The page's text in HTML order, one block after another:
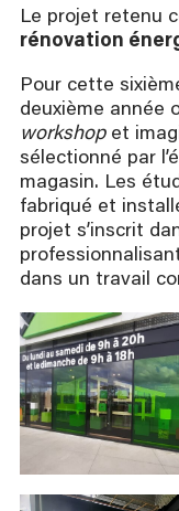
Le projet retenu
rénovation
Pour cette
deuxième année
workshop et
sélectionné par
magasin. Les
fabriqué et
projet s’inscrit
dans un travail